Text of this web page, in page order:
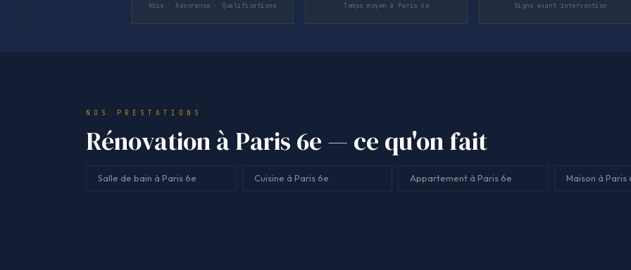
Kbis · Assurance · Qualifications Temps moyen à Paris 6e Signé avant intervention
NOS PRESTATIONS
Rénovation à Paris 6e — ce qu'on fait
Salle de bain à Paris 6e Cuisine à Paris 6e Appartement à Paris 6e Maison à Paris